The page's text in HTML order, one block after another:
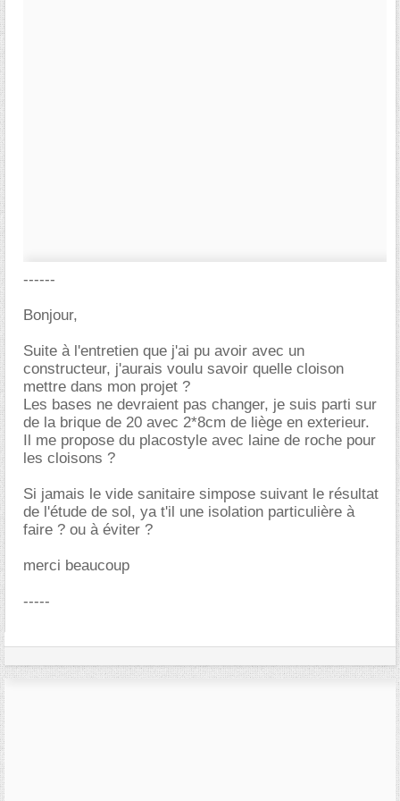
------
Bonjour,
Suite à l'entretien que j'ai pu avoir avec un
constructeur, j'aurais voulu savoir quelle cloison
mettre dans mon projet ?
Les bases ne devraient pas changer, je suis parti sur
de la brique de 20 avec 2*8cm de liège en exterieur.
Il me propose du placostyle avec laine de roche pour
les cloisons ?
Si jamais le vide sanitaire simpose suivant le résultat
de l'étude de sol, ya t'il une isolation particulière à
faire ? ou à éviter ?
merci beaucoup
-----